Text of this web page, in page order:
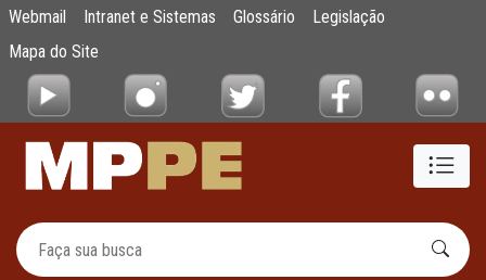
Pular para o Conteúdo principal
Perguntas e Respostas
Webmail Intranet e Sistemas Glossário
Legislação
Mapa do Site